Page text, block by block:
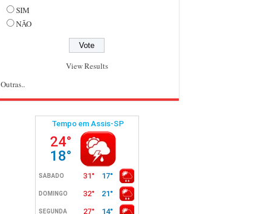
SIM
NÃO
View Results
Outras..